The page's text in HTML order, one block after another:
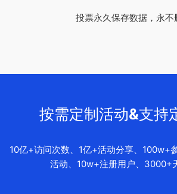
投票永久保存数据，永不
按需定制活动&支持
10亿+访问次数、1亿+活动分享、100w+
活动、10w+注册用户、3000+